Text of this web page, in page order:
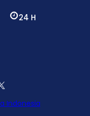
24 H
Indonesia